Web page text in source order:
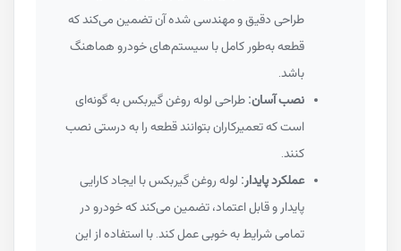
طراحی دقیق و مهندسی شده آن تضمین می‌کند که
قطعه به‌طور کامل با سیستم‌های خودرو هماهنگ
باشد.
نصب آسان:طراحی لوله روغن گیربکس به گونه‌ای
است که تعمیرکاران بتوانند قطعه را به درستی نصب
کنند.
عملکرد پایدار:لوله روغن گیربکس با ایجاد کارایی
پایدار و قابل اعتماد، تضمین می‌کند که خودرو در
تمامی شرایط به خوبی عمل کند. با استفاده از این